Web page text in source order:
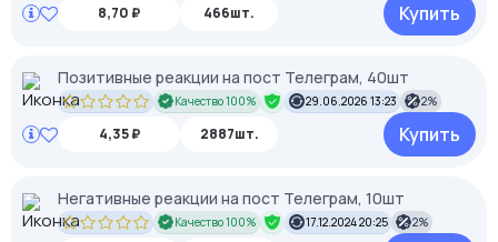
8,70 ₽ 466шт. Купить
Позитивные реакции на пост Телеграм, 40шт
Качество 100% 29.06.2026 13:23 2%
4,35 ₽ 2887шт. Купить
Негативные реакции на пост Телеграм, 10шт
Качество 100% 17.12.2024 20:25 2%